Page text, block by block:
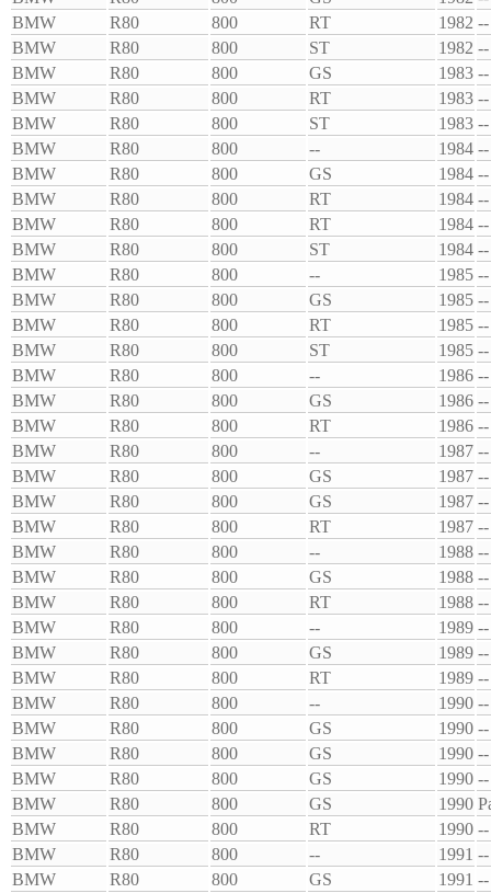
BMW
R80 800 RT 1982 --
BMW
R80 800 ST 1982 --
BMW
R80 800 GS 1983 --
BMW
R80 800 RT 1983 --
BMW
R80 800 ST 1983 --
BMW
R80 800 -- 1984 --
BMW
R80 800 GS 1984 --
BMW
R80 800 RT 1984 --
BMW
R80 800 RT 1984 --
BMW
R80 800 ST 1984 --
BMW
R80 800 -- 1985 --
BMW
R80 800 GS 1985 --
BMW
R80 800 RT 1985 --
BMW
R80 800 ST 1985 --
BMW
R80 800 -- 1986 --
BMW
R80 800 GS 1986 --
BMW
R80 800 RT 1986 --
BMW
R80 800 -- 1987 --
BMW
R80 800 GS 1987 --
BMW
R80 800 GS 1987 --
BMW
R80 800 RT 1987 --
BMW
R80 800 -- 1988 --
BMW
R80 800 GS 1988 --
BMW
R80 800 RT 1988 --
BMW
R80 800 -- 1989 --
BMW
R80 800 GS 1989 --
BMW
R80 800 RT 1989 --
BMW
R80 800 -- 1990 --
BMW
R80 800 GS 1990 --
BMW
R80 800 GS 1990 --
BMW
R80 800 GS 1990 --
BMW
R80 800 GS 1990
BMW
R80 800 RT 1990 --
BMW
R80 800 -- 1991 --
BMW
R80 800 GS 1991 --